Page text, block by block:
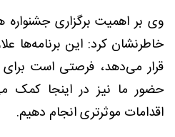
وی بر اهمیت برگزاری
خاطرنشان کرد: این برنامه‌ها
قرار می‌دهد، فرصتی است
حضور ما نیز در اینجا کمک
اقدامات موثرتری انجام دهیم.